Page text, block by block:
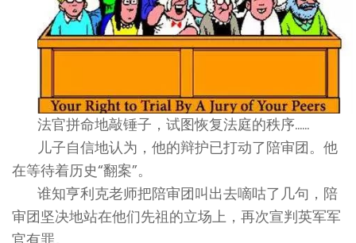
法官拼命地敲锤子，试图恢复法庭的秩序……
儿子自信地认为，他的辩护已打动了陪审团。他
在等待着历史“翻案”。
谁知亨利克老师把陪审团叫出去嘀咕了几句，陪
审团坚决地站在他们先祖的立场上，再次宣判英军军